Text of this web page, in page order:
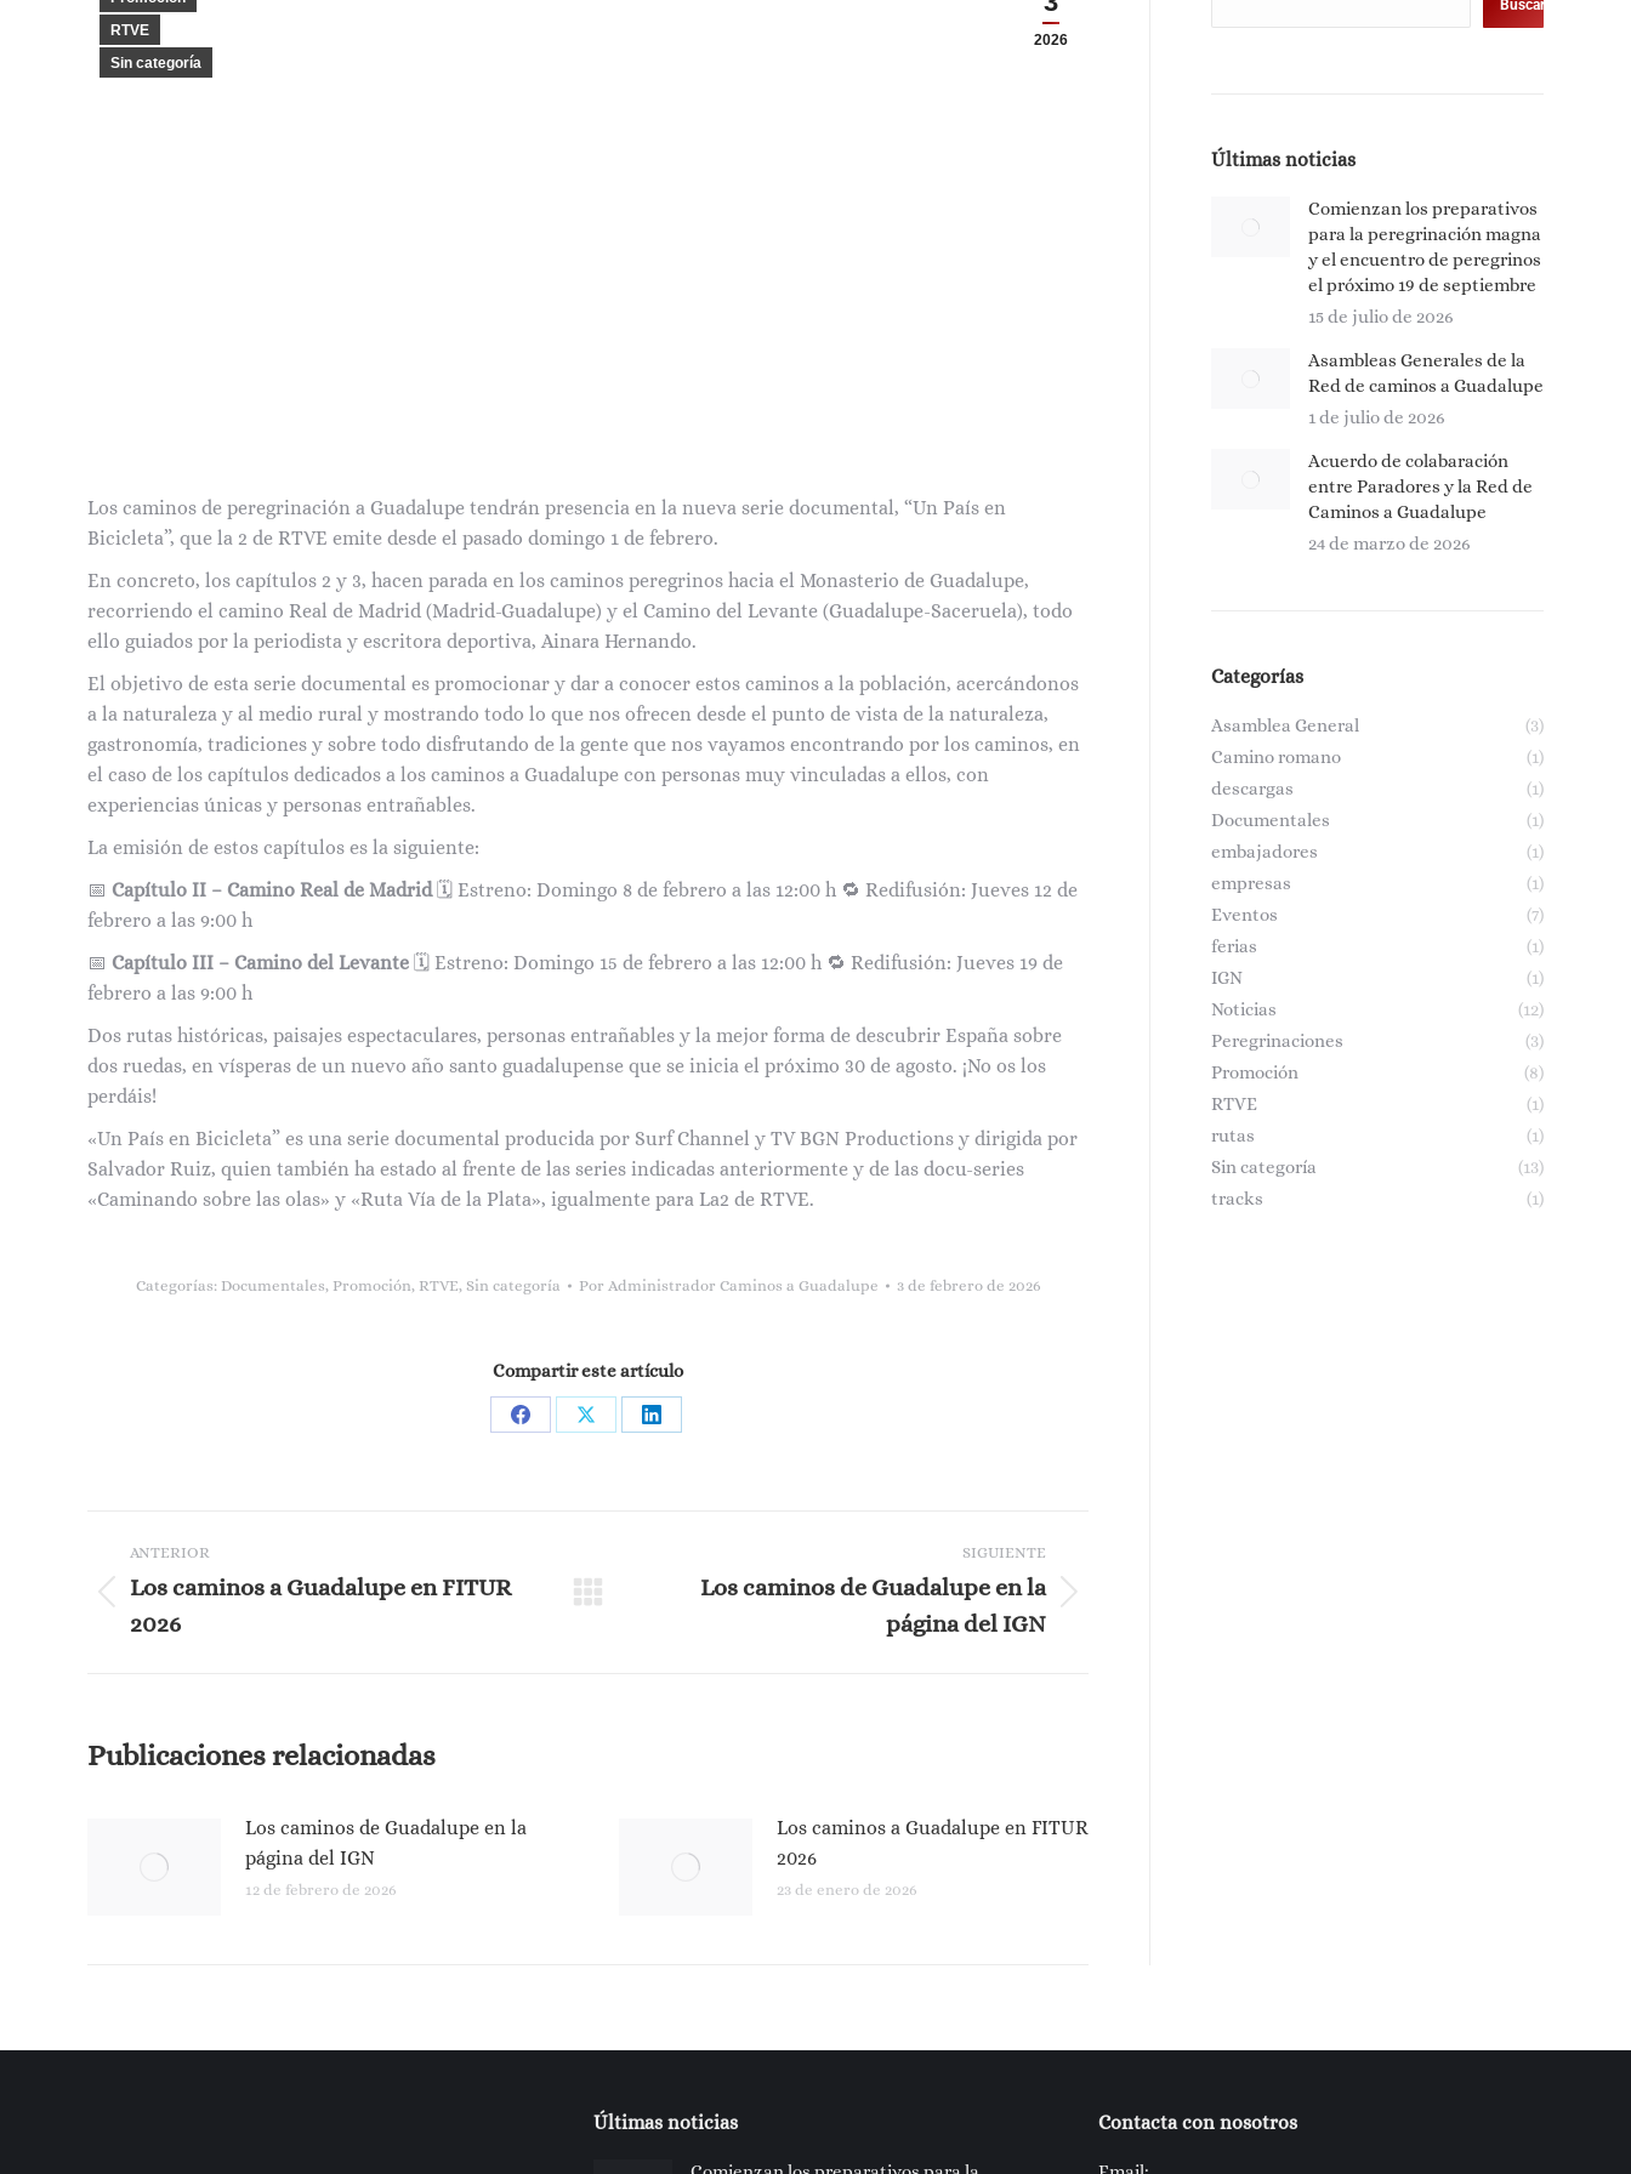
2026
RTVE
Sin categoría
Los caminos de peregrinación a Guadalupe tendrán presencia en la nueva serie documental, “Un País en
Bicicleta”, que la 2 de RTVE emite desde el pasado domingo 1 de febrero.
En concreto, los capítulos 2 y 3, hacen parada en los caminos peregrinos hacia el Monasterio de Guadalupe,
recorriendo el camino Real de Madrid (Madrid-Guadalupe) y el Camino del Levante (Guadalupe-Saceruela), todo
ello guiados por la periodista y escritora deportiva, Ainara Hernando.
El objetivo de esta serie documental es promocionar y dar a conocer estos caminos a la población, acercándonos
a la naturaleza y al medio rural y mostrando todo lo que nos ofrecen desde el punto de vista de la naturaleza,
gastronomía, tradiciones y sobre todo disfrutando de la gente que nos vayamos encontrando por los caminos, en
el caso de los capítulos dedicados a los caminos a Guadalupe con personas muy vinculadas a ellos, con
experiencias únicas y personas entrañables.
La emisión de estos capítulos es la siguiente:
📅 Capítulo II – Camino Real de Madrid🗓️ Estreno: Domingo 8 de febrero a las 12:00 h 🔁 Redifusión: Jueves 12 de
febrero a las 9:00 h
📅 Capítulo III – Camino del Levante 🗓️ Estreno: Domingo 15 de febrero a las 12:00 h 🔁 Redifusión: Jueves 19 de
febrero a las 9:00 h
Dos rutas históricas, paisajes espectaculares, personas entrañables y la mejor forma de descubrir España sobre
dos ruedas, en vísperas de un nuevo año santo guadalupense que se inicia el próximo 30 de agosto. ¡No os los
perdáis!
«Un País en Bicicleta” es una serie documental producida por Surf Channel y TV BGN Productions y dirigida por
Salvador Ruiz, quien también ha estado al frente de las series indicadas anteriormente y de las docu-series
«Caminando sobre las olas» y «Ruta Vía de la Plata», igualmente para La2 de RTVE.
Categorías: Documentales, Promoción, RTVE, Sin categoría Por Administrador Caminos a Guadalupe 3 de febrero de 2026
Compartir este artículo
Share
Share
Share
entre
publicaciones
ANTERIOR
anterior:
Los caminos a Guadalupe en FITUR
2026
SIGUIENTE
Los caminos de Guadalupe en la
página del IGN
Publicaciones relacionadas
Los caminos de Guadalupe en la
página del IGN
12 de febrero de 2026
Los caminos a Guadalupe en FITUR
2026
23 de enero de 2026
Buscar
Últimas noticias
Comienzan los preparativos
para la peregrinación magna
y el encuentro de peregrinos
el próximo 19 de septiembre
15 de julio de 2026
Asambleas Generales de la
Red de caminos a Guadalupe
1 de julio de 2026
Acuerdo de colabaración
entre Paradores y la Red de
Caminos a Guadalupe
24 de marzo de 2026
Categorías
Asamblea General
(3)
Camino romano
(1)
descargas
(1)
Documentales
(1)
embajadores
(1)
empresas
(1)
Eventos
(7)
ferias
(1)
IGN
(1)
Noticias
(12)
Peregrinaciones
(3)
Promoción
(8)
RTVE
(1)
rutas
(1)
Sin categoría
(13)
tracks
(1)
Últimas noticias Contacta con nosotros